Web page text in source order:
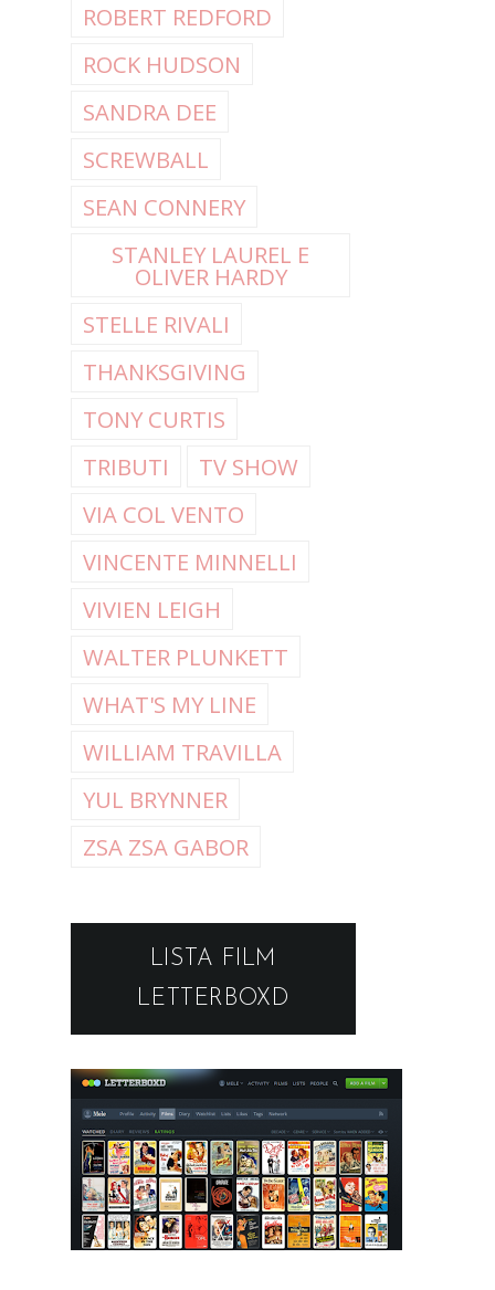
ROBERT REDFORD
ROCK HUDSON
SANDRA DEE
SCREWBALL
SEAN CONNERY
STANLEY LAUREL E
OLIVER HARDY
STELLE RIVALI
THANKSGIVING
TONY CURTIS
TRIBUTI
TV SHOW
VIA COL VENTO
VINCENTE MINNELLI
VIVIEN LEIGH
WALTER PLUNKETT
WHAT'S MY LINE
WILLIAM TRAVILLA
YUL BRYNNER
ZSA ZSA GABOR
LISTA FILM
LETTERBOXD